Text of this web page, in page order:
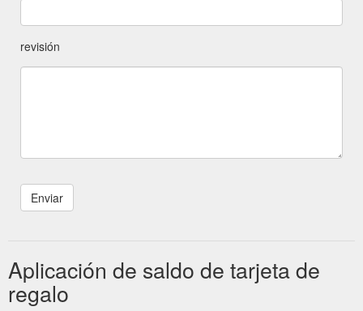
revisión
Aplicación de saldo de tarjeta de
regalo